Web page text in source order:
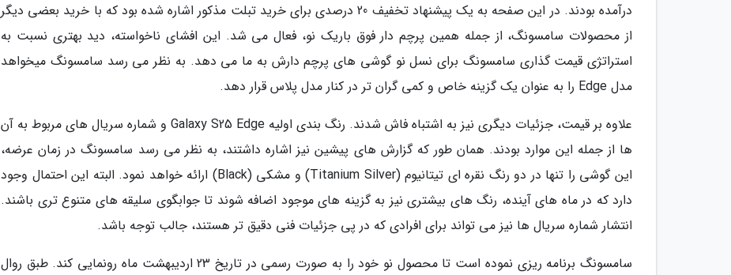
درآمده بودند. در این صفحه به یک پیشنهاد تخفیف 20 درصدی برای خرید تبلت مذکور اشاره شده بود که با خرید بعضی دیگر
از محصولات سامسونگ، از جمله همین پرچم دار فوق باریک نو، فعال می شد. این افشای ناخواسته، دید بهتری نسبت به
استراتژی قیمت گذاری سامسونگ برای نسل نو گوشی های پرچم دارش به ما می دهد. به نظر می رسد سامسونگ میخواهد
مدل Edge را به عنوان یک گزینه خاص و کمی گران تر در کنار مدل پلاس قرار دهد.
علاوه بر قیمت، جزئیات دیگری نیز به اشتباه فاش شدند. رنگ بندی اولیه Galaxy S25 Edge و شماره سریال های مربوط به آن
ها از جمله این موارد بودند. همان طور که گزارش های پیشین نیز اشاره داشتند، به نظر می رسد سامسونگ در زمان عرضه،
این گوشی را تنها در دو رنگ نقره ای تیتانیوم (Titanium Silver) و مشکی (Black) ارائه خواهد نمود. البته این احتمال وجود
دارد که در ماه های آینده، رنگ های بیشتری نیز به گزینه های موجود اضافه شوند تا جوابگوی سلیقه های متنوع تری باشند.
انتشار شماره سریال ها نیز می تواند برای افرادی که در پی جزئیات فنی دقیق تر هستند، جالب توجه باشد.
سامسونگ برنامه ریزی نموده است تا محصول نو خود را به صورت رسمی در تاریخ 23 اردیبهشت ماه رونمایی کند. طبق روال